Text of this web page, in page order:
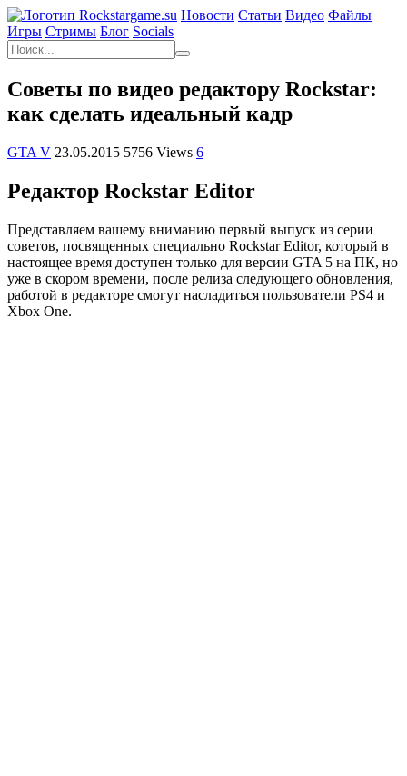
Новости Статьи Видео Файлы
Игры Cтримы Блог Socials
Советы по видео редактору Rockstar:
как сделать идеальный кадр
GTA V 23.05.2015 5756 Views 6
Редактор Rockstar Editor
Представляем вашему вниманию первый выпуск из серии
советов, посвященных специально Rockstar Editor, который в
настоящее время доступен только для версии GTA 5 на ПК, но
уже в скором времени, после релиза следующего обновления,
работой в редакторе смогут насладиться пользователи PS4 и
Xbox One.